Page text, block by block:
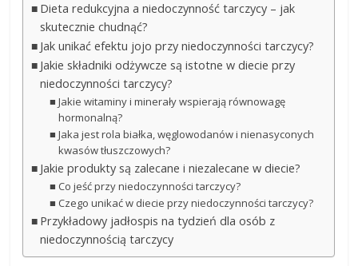
Dieta redukcyjna a niedoczynność tarczycy – jak
skutecznie chudnąć?
Jak unikać efektu jojo przy niedoczynności tarczycy?
Jakie składniki odżywcze są istotne w diecie przy
niedoczynności tarczycy?
Jakie witaminy i minerały wspierają równowagę
hormonalną?
Jaka jest rola białka, węglowodanów i nienasyconych
kwasów tłuszczowych?
Jakie produkty są zalecane i niezalecane w diecie?
Co jeść przy niedoczynności tarczycy?
Czego unikać w diecie przy niedoczynności tarczycy?
Przykładowy jadłospis na tydzień dla osób z
niedoczynnością tarczycy